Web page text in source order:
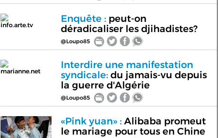
info.arte.tv
Enquête :peut-on
déradicaliser les djihadistes?
@Loupo85
marianne.net
Interdire une manifestation
syndicale:du jamais-vu depuis
la guerre d'Algérie
@Loupo85
«Pink yuan» :Alibaba promeut
le mariage pour tous en Chine